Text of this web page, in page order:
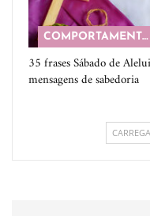
COMPORTAMENTO
35 frases Sábado de
mensagens de sabedoria